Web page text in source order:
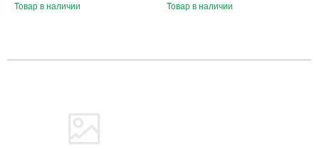
Товар в наличии Товар в наличии